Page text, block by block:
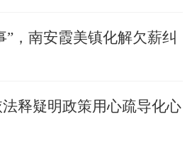
”，南安霞美镇化解欠薪纠
释疑明政策用心疏导化心